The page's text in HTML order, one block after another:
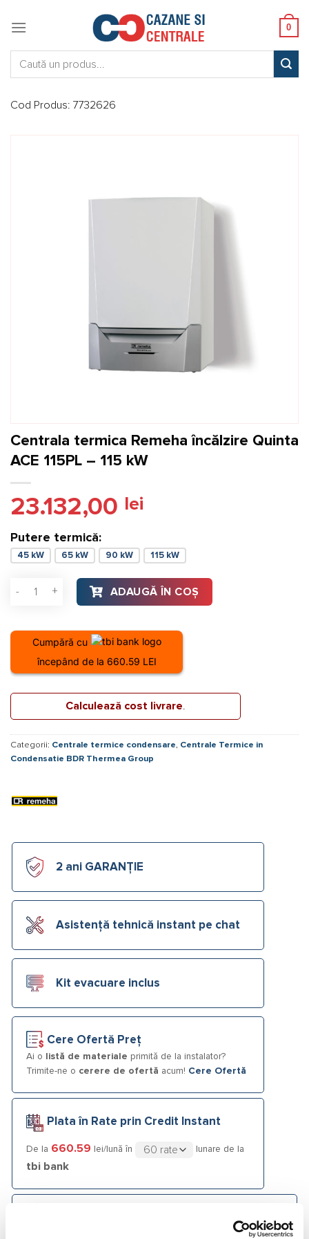
0
Cod Produs: 7732626
Centrala termica Remeha încălzire Quinta
ACE 115PL – 115 kW
23.132,00 lei
Putere termică:
45 kW 65 kW 90 kW 115 kW
Cantitate Centrala termica Remeha încălzire Quinta ACE
ADAUGĂ ÎN COȘ
Cumpără cu
începând de la 660.59 LEI
Calculează cost livrare
Categorii: Centrale termice condensare, Centrale Termice in
Condensatie BDR Thermea Group
2 ani GARANȚIE
Asistență tehnică instant pe chat
Kit evacuare inclus
Cere Ofertă Preț
Ai o listă de materiale primită de la instalator?
Trimite-ne o cerere de ofertă acum! Cere Ofertă
Plata în Rate prin Credit Instant
De la 660.59 lei/lună în lunare de la
tbi bank
conține accesorii neincluse în pachetele standard. De